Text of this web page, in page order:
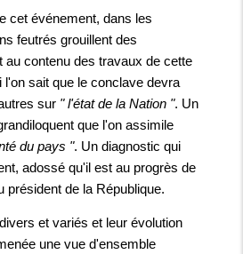
cet événement, dans les
feutrés grouillent des
au contenu des travaux de cette
l'on sait que le conclave devra
sur " l'état de la Nation ". Un
que l'on assimile
du pays ". Un diagnostic qui
adossé qu'il est au progrès de
président de la République.
et variés et leur évolution
une vue d'ensemble